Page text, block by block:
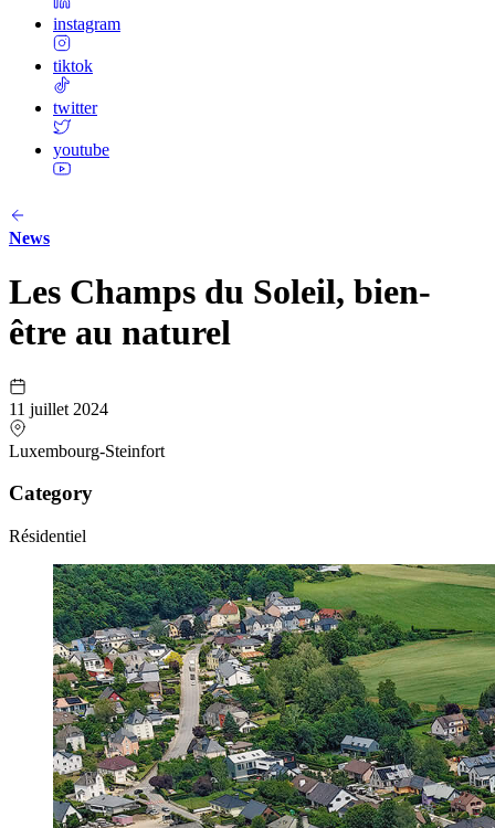
instagram
tiktok
twitter
youtube
News
Les Champs du Soleil, bien-
être au naturel
11 juillet 2024
Luxembourg-Steinfort
Category
Résidentiel